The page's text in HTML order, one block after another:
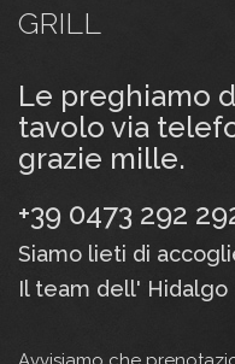
GRILL
Le preghiamo
tavolo via
grazie mille.
+39 0473 292
Siamo lieti di
Il team dell' Hidalgo